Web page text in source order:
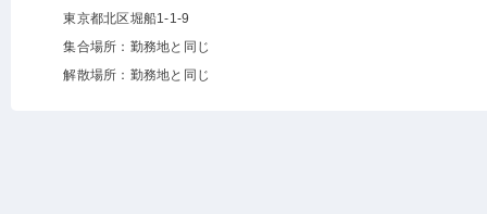
東京都北区堀船1-1-9
集合場所：勤務地と同じ
解散場所：勤務地と同じ